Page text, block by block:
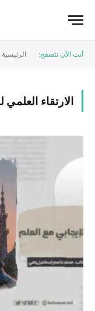
أنت الآن تتصفح: الرئيسية
الارتقاء